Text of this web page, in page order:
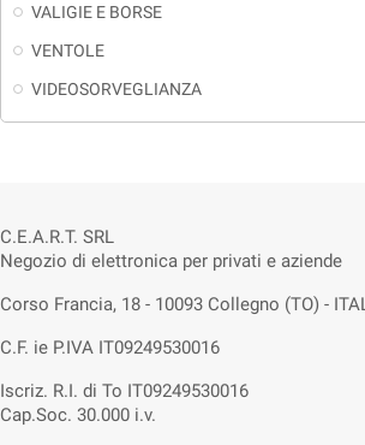
VALIGIE E BORSE
VENTOLE
VIDEOSORVEGLIANZA
C.E.A.R.T. SRL
Negozio di elettronica per privati e aziende
Corso Francia, 18 - 10093 Collegno (TO) -
C.F. ie P.IVA IT09249530016
Iscriz. R.I. di To IT09249530016
Cap.Soc. 30.000 i.v.